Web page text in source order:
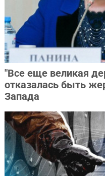
"Все еще великая
отказалась быть
Запада